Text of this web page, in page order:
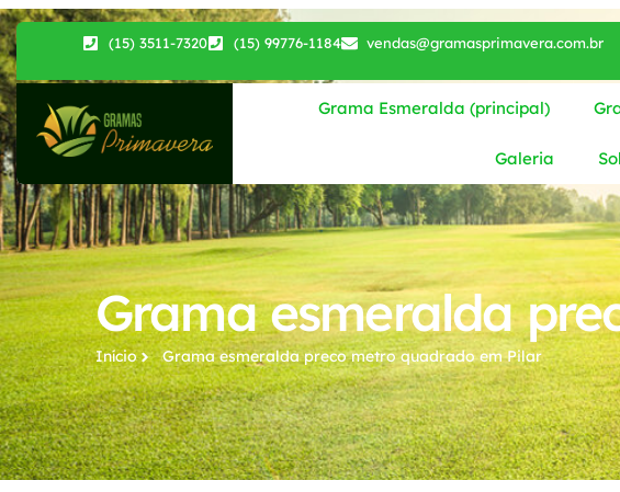
(15) 3511-7320 (15) 99776-1184 vendas@gramasprimavera.com.br
Grama Esmeralda (principal)
Galeria
Grama esmeralda
Início Grama esmeralda preco metro quadrado​ em Pilar